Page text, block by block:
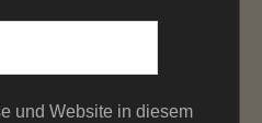
und Website in diesem